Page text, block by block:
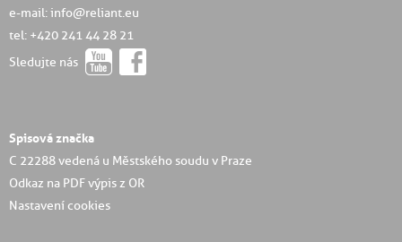
e-mail: info@reliant.eu
tel: +420 241 44 28 21
Sledujte nás
Spisová značka
C 22288 vedená u Městského soudu v Praze
Odkaz na PDF výpis z OR
Nastavení cookies